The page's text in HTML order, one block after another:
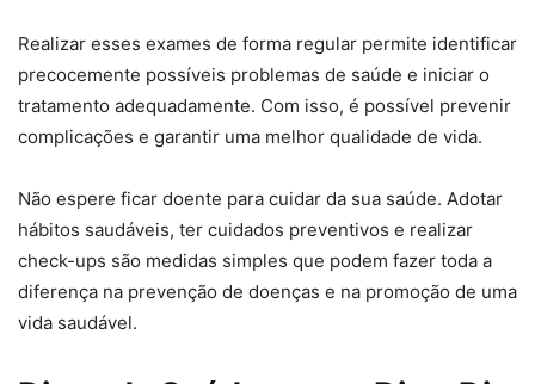
Realizar esses exames de forma regular permite identificar
precocemente possíveis problemas de saúde e iniciar o
tratamento adequadamente. Com isso, é possível prevenir
complicações e garantir uma melhor qualidade de vida.
Não espere ficar doente para cuidar da sua saúde. Adotar
hábitos saudáveis, ter cuidados preventivos e realizar
check-ups são medidas simples que podem fazer toda a
diferença na prevenção de doenças e na promoção de uma
vida saudável.